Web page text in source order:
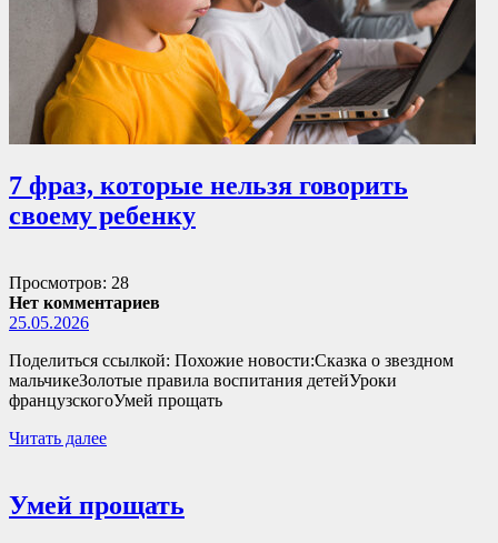
7 фраз, которые нельзя говорить
своему ребенку
Просмотров: 28
Нет комментариев
25.05.2026
Поделиться ссылкой: Похожие новости:Сказка о звездном
мальчикеЗолотые правила воспитания детейУроки
французскогоУмей прощать
Читать далее
Умей прощать